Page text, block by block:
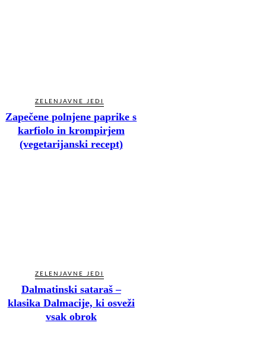
ZELENJAVNE JEDI
Zapečene polnjene paprike s
karfiolo in krompirjem
(vegetarijanski recept)
ZELENJAVNE JEDI
Dalmatinski sataraš –
klasika Dalmacije, ki osveži
vsak obrok